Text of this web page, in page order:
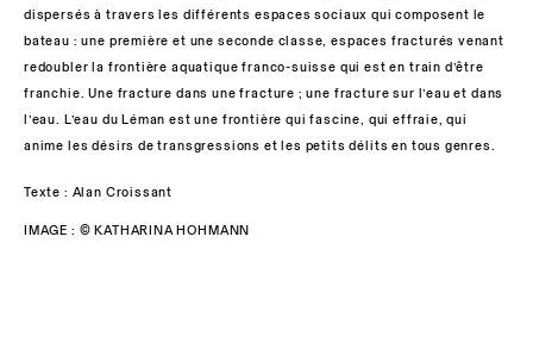
dispersés à travers les différents espaces sociaux qui composent le
bateau : une première et une seconde classe, espaces fracturés venant
redoubler la frontière aquatique franco-suisse qui est en train d’être
franchie. Une fracture dans une fracture ; une fracture sur l’eau et dans
l’eau. L’eau du Léman est une frontière qui fascine, qui effraie, qui
anime les désirs de transgressions et les petits délits en tous genres.
Texte : Alan Croissant
IMAGE : © KATHARINA HOHMANN